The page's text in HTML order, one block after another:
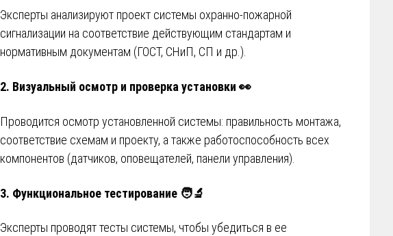
Эксперты анализируют проект системы охранно-пожарной
сигнализации на соответствие действующим стандартам и
нормативным документам (ГОСТ, СНиП, СП и др.).
2. Визуальный осмотр и проверка установки 👀
Проводится осмотр установленной системы: правильность монтажа,
соответствие схемам и проекту, а также работоспособность всех
компонентов (датчиков, оповещателей, панели управления).
3. Функциональное тестирование 🧑‍🔬
Эксперты проводят тесты системы, чтобы убедиться в ее